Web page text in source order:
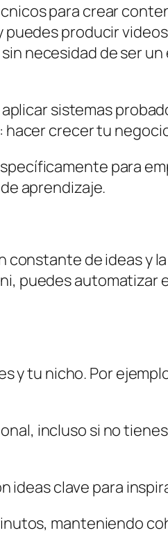
para crear
puedes producir
necesidad de ser
sistemas
crecer tu
para
aprendizaje.
constante de ideas y
puedes automatizar
y tu nicho. Por
incluso si no
ideas clave para
manteniendo